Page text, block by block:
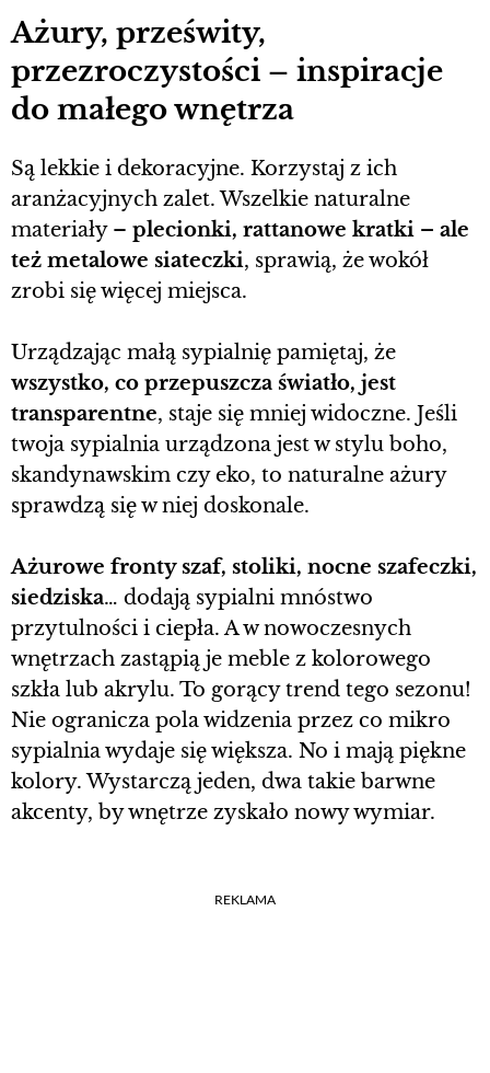
Ażury, prześwity,
przezroczystości – inspiracje
do małego wnętrza
Są lekkie i dekoracyjne. Korzystaj z ich
aranżacyjnych zalet. Wszelkie naturalne
materiały – plecionki, rattanowe kratki – ale
też metalowe siateczki, sprawią, że wokół
zrobi się więcej miejsca.
Urządzając małą sypialnię pamiętaj, że
wszystko, co przepuszcza światło, jest
transparentne, staje się mniej widoczne. Jeśli
twoja sypialnia urządzona jest w stylu boho,
skandynawskim czy eko, to naturalne ażury
sprawdzą się w niej doskonale.
Ażurowe fronty szaf, stoliki, nocne szafeczki,
siedziska… dodają sypialni mnóstwo
przytulności i ciepła. A w nowoczesnych
wnętrzach zastąpią je meble z kolorowego
szkła lub akrylu. To gorący trend tego sezonu!
Nie ogranicza pola widzenia przez co mikro
sypialnia wydaje się większa. No i mają piękne
kolory. Wystarczą jeden, dwa takie barwne
akcenty, by wnętrze zyskało nowy wymiar.
REKLAMA